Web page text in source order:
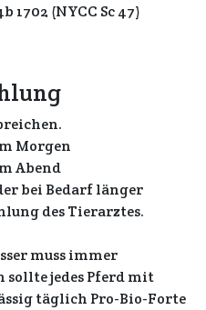
1702 (NYCC Sc 47)
Morgen
Abend
bei Bedarf länger
des Tierarztes.
muss immer
sollte jedes Pferd mit
täglich Pro-Bio-Forte